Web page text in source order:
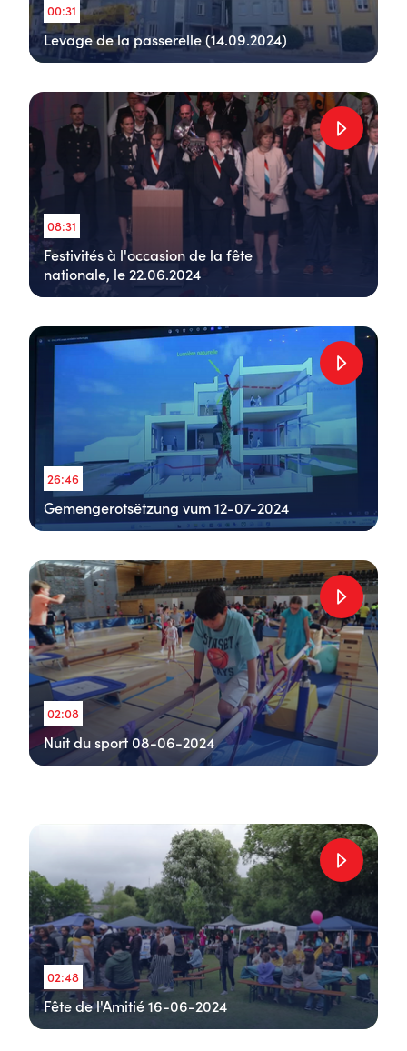
00:31
Levage de la passerelle (14.09.2024)
08:31
Festivités à l'occasion de la fête
nationale, le 22.06.2024
26:46
Gemengerotsëtzung vum 12-07-2024
02:08
Nuit du sport 08-06-2024
02:48
Fête de l'Amitié 16-06-2024